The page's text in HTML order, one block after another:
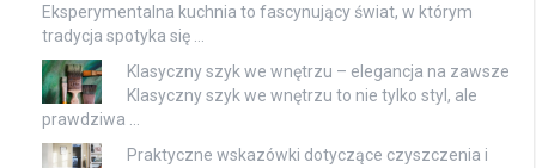
Eksperymentalna kuchnia to fascynujący świat, w którym
tradycja spotyka się …
Klasyczny szyk we wnętrzu – elegancja na zawsze
Klasyczny szyk we wnętrzu to nie tylko styl, ale
prawdziwa …
Praktyczne wskazówki dotyczące czyszczenia i